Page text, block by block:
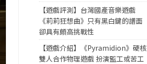
【遊戲評測】台灣國產音樂遊戲
《莉莉狂想曲》只有黑白鍵的譜面
卻具有頗高挑戰性
【遊戲介紹】《Pyramidion》硬核
雙人合作物理遊戲 扮演監工或苦工